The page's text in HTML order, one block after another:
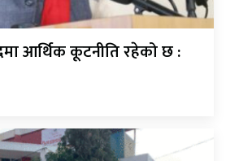
आर्थिक कूटनीति रहेको छ :